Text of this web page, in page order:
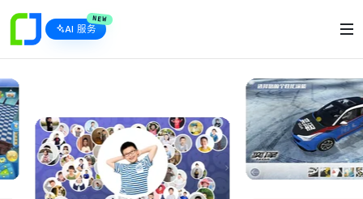
AI 服务
NEW